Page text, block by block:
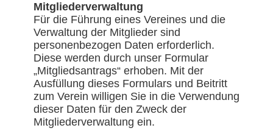
Mitgliederverwaltung
Für die Führung eines Vereines und die
Verwaltung der Mitglieder sind
personenbezogen Daten erforderlich.
Diese werden durch unser Formular
„Mitgliedsantrags“ erhoben. Mit der
Ausfüllung dieses Formulars und Beitritt
zum Verein willigen Sie in die Verwendung
dieser Daten für den Zweck der
Mitgliederverwaltung ein.